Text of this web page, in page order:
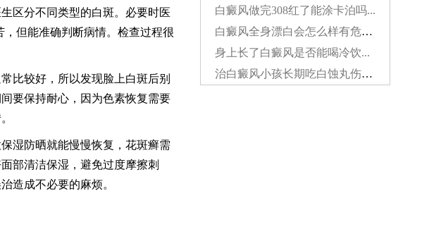
区分不同类型的白斑。必要时医
但能准确判断病情。检查过程很
比较好，所以发现脸上白斑后别
要保持耐心，因为色素恢复需要
湿防晒就能慢慢恢复，花斑癣需
部清洁保湿，避免过度摩擦刺
造成不必要的麻烦。
白癜风做完308红了能涂卡泊吗...
白癜风全身漂白会怎么样有危害吗...
身上长了白癜风是否能喝冷饮...
治白癜风小孩长期吃白蚀丸伤肝吗...